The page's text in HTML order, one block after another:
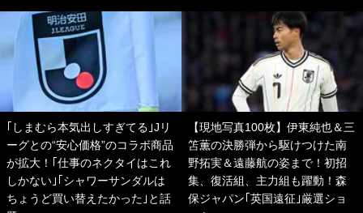
｢しまむら本気出しすぎてる｣Jリ
ーグとの“安心価格”のコラボ商品
が拡大！｢仕事のネクタイはこれ
しかない｣｢シャワーサンダルは
ちょうど買い替えたかった｣と話
【現地写真100枚】伊東純也＆三
笘薫の決勝弾から駆けつけた南
野拓実＆遠藤航の姿まで！初招
集、復活組、主力組も躍動！森
保ジャパン｢英国遠征｣厳選ショ